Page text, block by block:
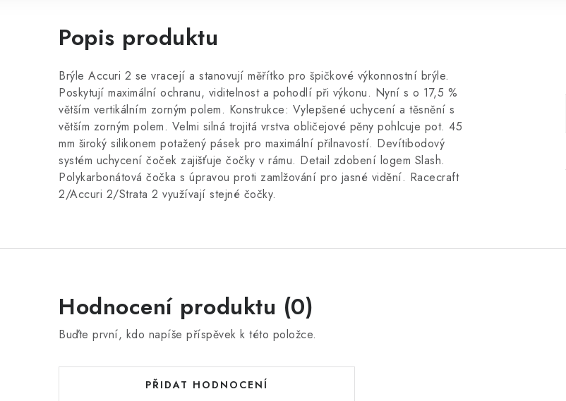
Popis produktu
Brýle Accuri 2 se vracejí a stanovují měřítko pro špičkové výkonnostní brýle.
Poskytují maximální ochranu, viditelnost a pohodlí při výkonu. Nyní s o 17,5 %
větším vertikálním zorným polem. Konstrukce: Vylepšené uchycení a těsnění s
větším zorným polem. Velmi silná trojitá vrstva obličejové pěny pohlcuje pot. 45
mm široký silikonem potažený pásek pro maximální přilnavostí. Devítibodový
systém uchycení čoček zajišťuje čočky v rámu. Detail zdobení logem Slash.
Polykarbonátová čočka s úpravou proti zamlžování pro jasné vidění. Racecraft
2/Accuri 2/Strata 2 využívají stejné čočky.
Hodnocení produktu (0)
Buďte první, kdo napíše příspěvek k této položce.
PŘIDAT HODNOCENÍ